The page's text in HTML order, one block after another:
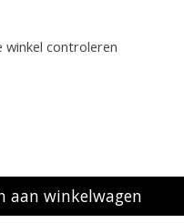
winkel controleren
aan winkelwagen